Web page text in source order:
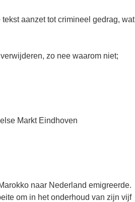
aanzet tot crimineel gedrag, wat
zo nee waarom niet;
Markt Eindhoven
naar Nederland emigreerde.
om in het onderhoud van zijn vijf